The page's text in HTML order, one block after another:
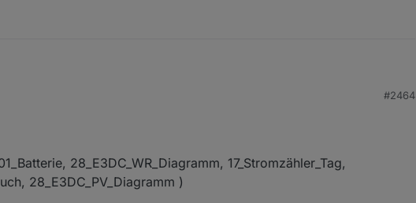
sein oder habe ich was vergessen hochzuladen?
#2464
28_E3DC_WR_Diagramm, 17_Stromzähler_Tag,
28_E3DC_PV_Diagramm )